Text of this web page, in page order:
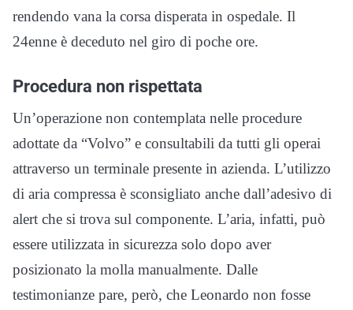
rendendo vana la corsa disperata in ospedale. Il
24enne è deceduto nel giro di poche ore.
Procedura non rispettata
Un’operazione non contemplata nelle procedure
adottate da “Volvo” e consultabili da tutti gli operai
attraverso un terminale presente in azienda. L’utilizzo
di aria compressa è sconsigliato anche dall’adesivo di
alert che si trova sul componente. L’aria, infatti, può
essere utilizzata in sicurezza solo dopo aver
posizionato la molla manualmente. Dalle
testimonianze pare, però, che Leonardo non fosse